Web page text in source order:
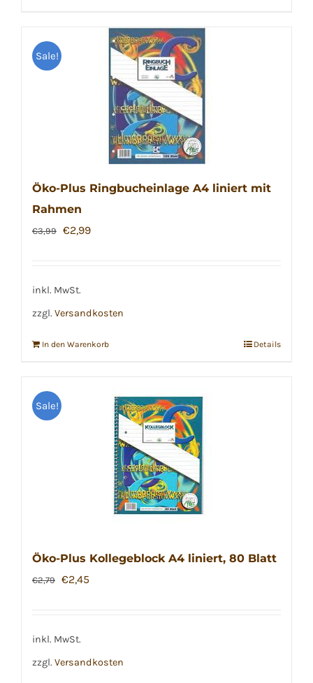
Sale!
Öko-Plus Ringbucheinlage A4 liniert mit
Rahmen
€3,99 Ursprünglicher
€3,99
€2,99Aktueller
inkl. MwSt.
zzgl. Versandkosten
In den Warenkorb Details
Sale!
Öko-Plus Kollegeblock A4 liniert, 80 Blatt
€2,79 Ursprünglicher
€2,79
€2,45
inkl. MwSt.
zzgl. Versandkosten